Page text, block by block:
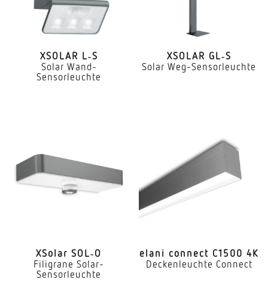
XSOLAR L‑S
Solar Wand-
Sensorleuchte
XSOLAR GL‑S
Solar Weg-Sensorleuchte
XSolar SOL‑O
Filigrane Solar-
Sensorleuchte
elani connect C1500 4K
Deckenleuchte Connect